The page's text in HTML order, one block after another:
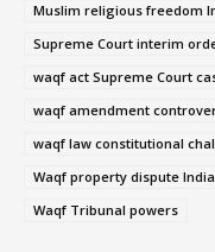
Muslim religious freedom
Supreme Court interim
waqf act Supreme Court
waqf amendment
waqf law constitutional
Waqf property dispute India
Waqf Tribunal powers